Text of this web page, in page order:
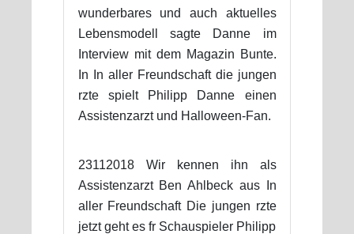
wunderbares und auch aktuelles
Lebensmodell sagte Danne im
Interview mit dem Magazin Bunte.
In In aller Freundschaft die jungen
rzte spielt Philipp Danne einen
Assistenzarzt und Halloween-Fan.
23112018 Wir kennen ihn als
Assistenzarzt Ben Ahlbeck aus In
aller Freundschaft Die jungen rzte
jetzt geht es fr Schauspieler Philipp